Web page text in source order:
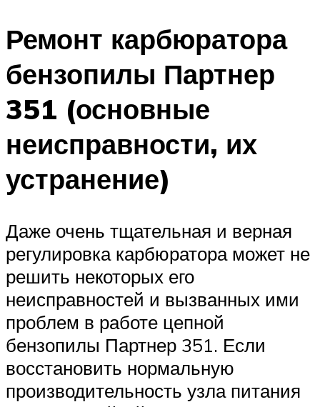
Ремонт карбюратора
бензопилы Партнер
351 (основные
неисправности, их
устранение)
Даже очень тщательная и верная
регулировка карбюратора может не
решить некоторых его
неисправностей и вызванных ими
проблем в работе цепной
бензопилы Партнер 351. Если
восстановить нормальную
производительность узла питания